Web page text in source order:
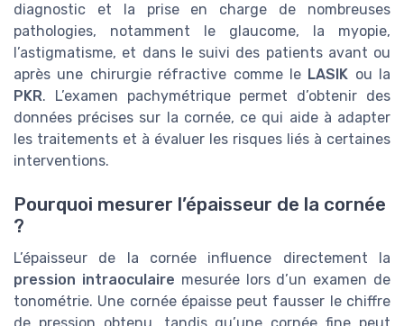
diagnostic et la prise en charge de nombreuses
pathologies, notamment le glaucome, la myopie,
l’astigmatisme, et dans le suivi des patients avant ou
après une chirurgie réfractive comme le LASIK ou la
PKR. L’examen pachymétrique permet d’obtenir des
données précises sur la cornée, ce qui aide à adapter
les traitements et à évaluer les risques liés à certaines
interventions.
Pourquoi mesurer l’épaisseur de la cornée
?
L’épaisseur de la cornée influence directement la
pression intraoculaire mesurée lors d’un examen de
tonométrie. Une cornée épaisse peut fausser le chiffre